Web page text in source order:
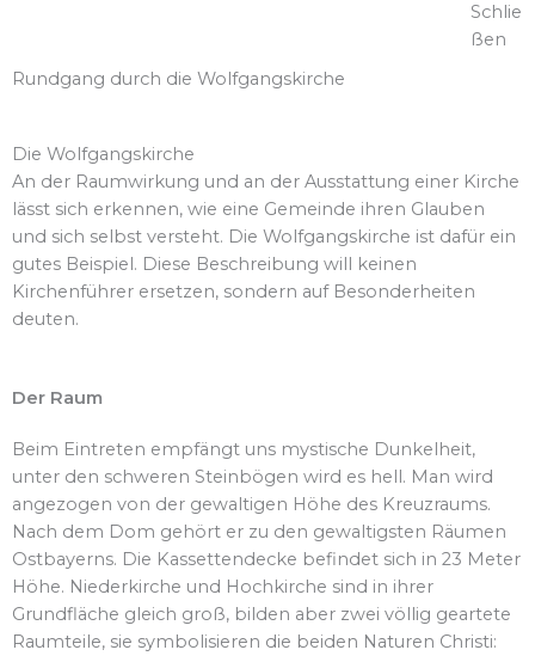
Schlie
ßen
Rundgang durch die Wolfgangskirche
Die Wolfgangskirche
An der Raumwirkung und an der Ausstattung einer Kirche
lässt sich erkennen, wie eine Gemeinde ihren Glauben
und sich selbst versteht. Die Wolfgangskirche ist dafür ein
gutes Beispiel. Diese Beschreibung will keinen
Kirchenführer ersetzen, sondern auf Besonderheiten
deuten.
Der Raum
Beim Eintreten empfängt uns mystische Dunkelheit,
unter den schweren Steinbögen wird es hell. Man wird
angezogen von der gewaltigen Höhe des Kreuzraums.
Nach dem Dom gehört er zu den gewaltigsten Räumen
Ostbayerns. Die Kassettendecke befindet sich in 23 Meter
Höhe. Niederkirche und Hochkirche sind in ihrer
Grundfläche gleich groß, bilden aber zwei völlig geartete
Raumteile, sie symbolisieren die beiden Naturen Christi: